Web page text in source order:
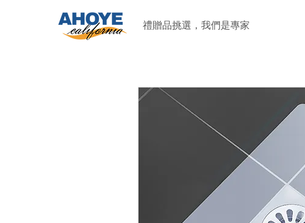
禮贈品挑選，我們是專家